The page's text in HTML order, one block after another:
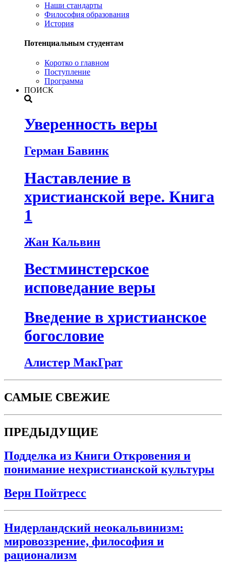
Наши стандарты
Философия образования
История
Потенциальным студентам
Коротко о главном
Поступление
Программа
ПОИСК
Уверенность веры
Герман Бавинк
Наставление в
христианской вере. Книга
1
Жан Кальвин
Вестминстерское
исповедание веры
Введение в христианское
богословие
Алистер МакГрат
САМЫЕ СВЕЖИЕ
ПРЕДЫДУЩИЕ
Подделка из Книги Откровения и
понимание нехристианской культуры
Верн Пойтресс
Нидерландский неокальвинизм:
мировоззрение, философия и
рационализм